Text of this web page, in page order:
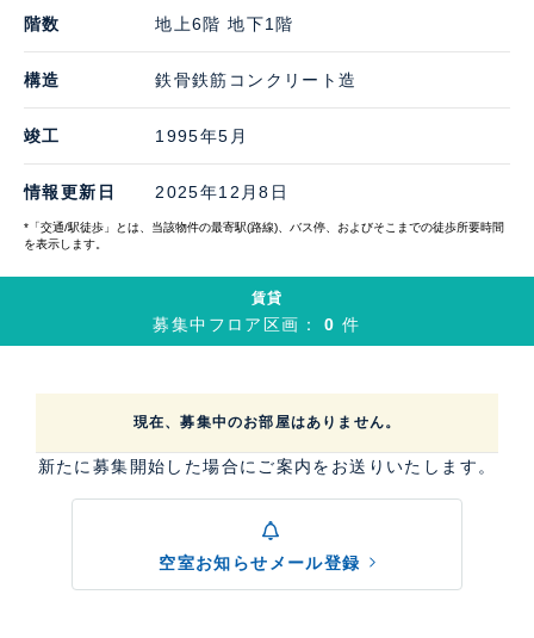
階数 地上6階 地下1階
構造 鉄骨鉄筋コンクリート造
竣工 1995年5月
情報更新日 2025年12月8日
*「交通/駅徒歩」とは、当該物件の最寄駅(路線)、バス停、およびそこまでの徒歩所要時間
を表示します。
賃貸
募集中フロア区画：0件
現在、募集中のお部屋はありません。
新たに募集開始した場合にご案内をお送りいたします。
空室お知らせメール登録